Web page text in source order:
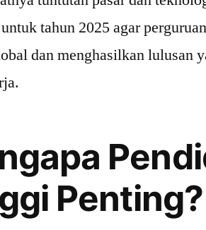
tahun 2025 agar
dan menghasilkan lulusan
Penting?